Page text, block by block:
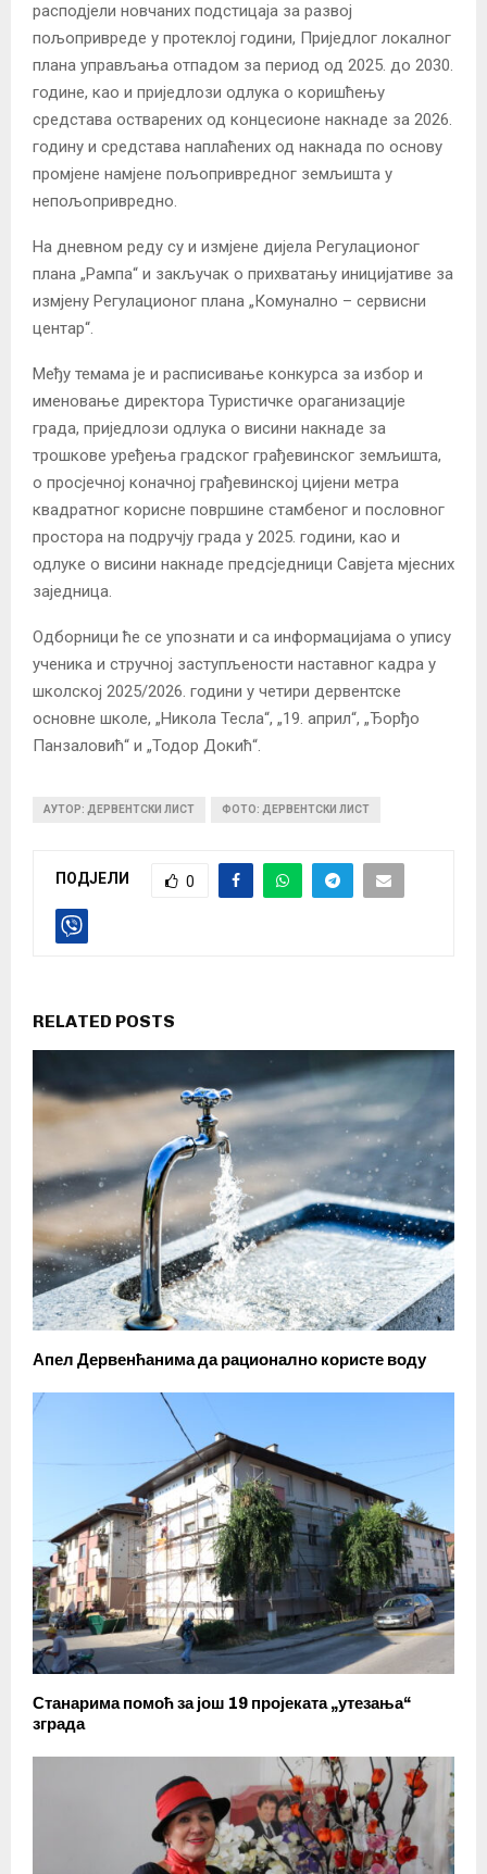
расподјели новчаних подстицаја за развој
пољопривреде у протеклој години, Приједлог локалног
плана управљања отпадом за период од 2025. до 2030.
године, као и приједлози одлука о коришћењу
средстава остварених од концесионе накнаде за 2026.
годину и средстава наплаћених од накнада по основу
промјене намјене пољопривредног земљишта у
непољопривредно.
На дневном реду су и измјене дијела Регулационог
плана „Рампа“ и закључак о прихватању иницијативе за
измјену Регулационог плана „Комунално – сервисни
центар“.
Међу темама је и расписивање конкурса за избор и
именовање директора Туристичке ораганизације
града, приједлози одлука о висини накнаде за
трошкове уређења градског грађевинског земљишта,
о просјечној коначној грађевинској цијени метра
квадратног корисне површине стамбеног и пословног
простора на подручју града у 2025. години, као и
одлуке о висини накнаде предсједници Савјета мјесних
заједница.
Одборници ће се упознати и са информацијама о упису
ученика и стручној заступљености наставног кадра у
школској 2025/2026. години у четири дервентске
основне школе, „Никола Тесла“, „19. април“, „Ђорђо
Панзаловић“ и „Тодор Докић“.
АУТОР: ДЕРВЕНТСКИ ЛИСТ ФОТО: ДЕРВЕНТСКИ ЛИСТ
ПОДЈЕЛИ 0
RELATED POSTS
Апел Дервенћанима да рационално користе воду
Станарима помоћ за још 19 пројеката „утезања“
зграда